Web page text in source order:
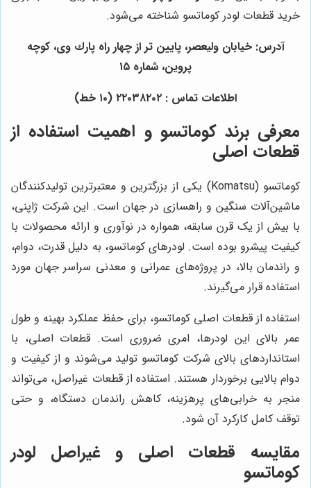
خرید قطعات لودر کوماتسو شناخته می‌شود.
آدرس: خيابان وليعصر، پايين تر از چهار راه پارك وى، كوچه
پروين، شماره ١٥
اطلاعات تماس : ٢٢٠٣٨٢٠٢ (١٠ خط)
معرفی برند کوماتسو و اهمیت استفاده از
قطعات اصلی
کوماتسو (Komatsu) یکی از بزرگترین و معتبرترین تولیدکنندگان
ماشین‌آلات سنگین و راهسازی در جهان است. این شرکت ژاپنی،
با بیش از یک قرن سابقه، همواره در نوآوری و ارائه محصولات با
کیفیت پیشرو بوده است. لودرهای کوماتسو، به دلیل قدرت، دوام،
و راندمان بالا، در پروژه‌های عمرانی و معدنی سراسر جهان مورد
استفاده قرار می‌گیرند.
استفاده از قطعات اصلی کوماتسو، برای حفظ عملکرد بهینه و طول
عمر بالای این لودرها، امری ضروری است. قطعات اصلی، با
استانداردهای بالای شرکت کوماتسو تولید می‌شوند و از کیفیت و
دوام بالایی برخوردار هستند. استفاده از قطعات غیراصل، می‌تواند
منجر به خرابی‌های پرهزینه، کاهش راندمان دستگاه، و حتی
توقف کامل کارکرد آن شود.
مقایسه قطعات اصلی و غیراصل لودر
کوماتسو